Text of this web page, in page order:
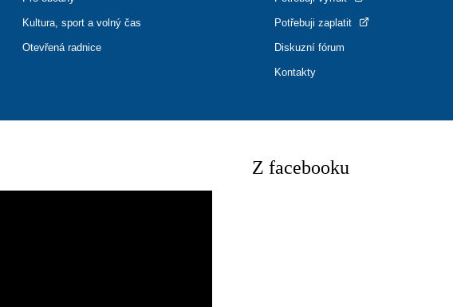
Kultura, sport a volný čas
Otevřená radnice
Potřebuji zaplatit
Diskuzní fórum
Kontakty
Z facebooku